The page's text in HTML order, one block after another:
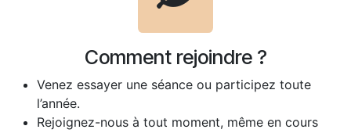
Comment rejoindre ?
Venez essayer une séance ou participez toute
l’année.
Rejoignez-nous à tout moment, même en cours